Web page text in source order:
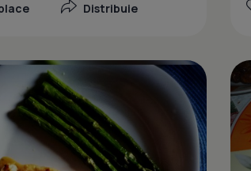
Distribuie
Rulada de